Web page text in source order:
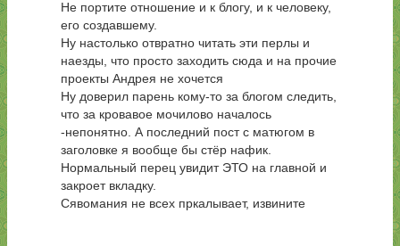
Не портите отношение и к блогу, и к человеку,
его создавшему.
Ну настолько отвратно читать эти перлы и
наезды, что просто заходить сюда и на прочие
проекты Андрея не хочется
Ну доверил парень кому-то за блогом следить,
что за кровавое мочилово началось
-непонятно. А последний пост с матюгом в
заголовке я вообще бы стёр нафик.
Нормальный перец увидит ЭТО на главной и
закроет вкладку.
Сявомания не всех пркалывает, извините